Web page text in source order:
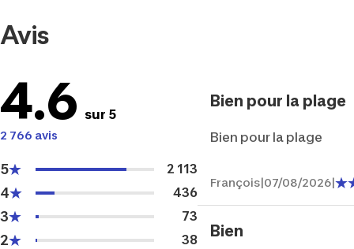
Avis
4.6 sur 5
2 766 avis
5 2 113
4 436
3 73
2 38
Bien pour la plage
Bien pour la plage
François|07/08/2026|
Bien